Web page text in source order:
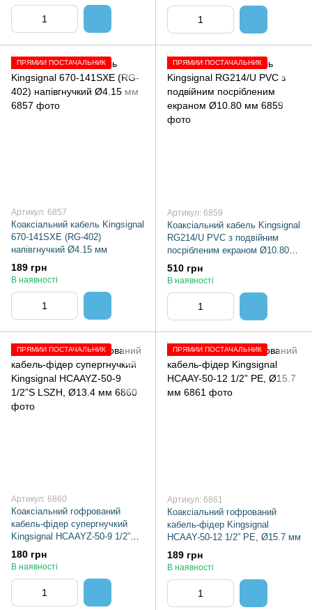
ПРЯМИЙ ПОСТАЧАЛЬНИК
Артикул: 6857
Коаксіальний кабель Kingsignal
670-141SXE (RG-402)
напівгнучкий Ø4.15 мм
189 грн
В наявності
ПРЯМИЙ ПОСТАЧАЛЬНИК
Артикул: 6859
Коаксіальний кабель Kingsignal
RG214/U PVC з подвійним
посрібленим екраном Ø10.80
мм
510 грн
В наявності
ПРЯМИЙ ПОСТАЧАЛЬНИК
Артикул: 6860
Коаксіальний гофрований
кабель-фідер супергнучкий
Kingsignal HCAAYZ-50-9 1/2”S
LSZH, Ø13.4 мм
180 грн
В наявності
ПРЯМИЙ ПОСТАЧАЛЬНИК
Артикул: 6861
Коаксіальний гофрований
кабель-фідер Kingsignal
HCAAY-50-12 1/2” PE, Ø15.7 мм
189 грн
В наявності